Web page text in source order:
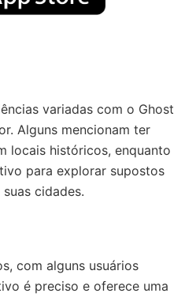
variadas com o Ghost
Alguns mencionam ter
locais históricos, enquanto
para explorar supostos
cidades.
com alguns usuários
é preciso e oferece uma